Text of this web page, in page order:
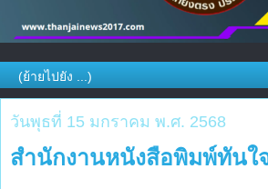
วันพุธที่ 15 มกราคม พ.ศ. 2568
สำนักงานหนังสือพิมพ์ทันใ